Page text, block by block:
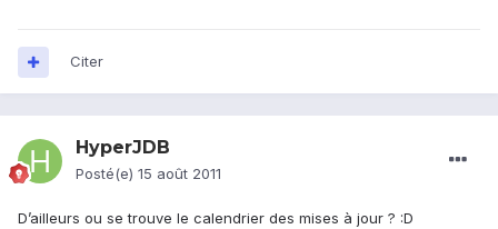
Citer
HyperJDB
Posté(e) 15 août 2011
D’ailleurs ou se trouve le calendrier des mises à jour ? :D